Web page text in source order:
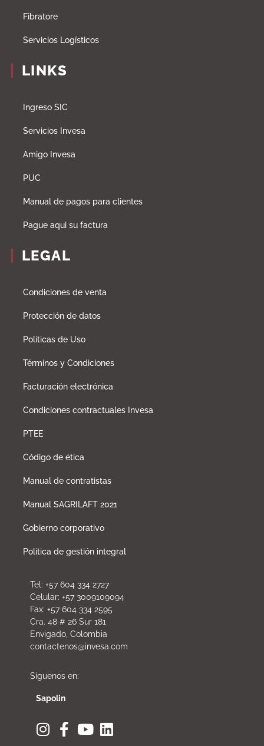
Fibratore
Servicios Logísticos
LINKS
Ingreso SIC
Servicios Invesa
Amigo Invesa
PUC
Manual de pagos para clientes
Pague aqui su factura
LEGAL
Condiciones de venta
Protección de datos
Políticas de Uso
Términos y Condiciones
Facturación electrónica
Condiciones contractuales Invesa
PTEE
Código de ética
Manual de contratistas
Manual SAGRILAFT 2021
Gobierno corporativo
Política de gestión integral
Tel: +57 604 334 2727
Celular: +57 3009109094
Fax: +57 604 334 2595
Cra. 48 # 26 Sur 181
Envigado, Colombia
contactenos@invesa.com
Síguenos en:
Sapolin